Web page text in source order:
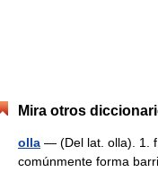
Mira otros
olla — (Del lat. olla). 1.
comúnmente forma